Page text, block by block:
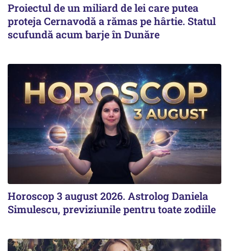
Proiectul de un miliard de lei care putea
proteja Cernavodă a rămas pe hârtie. Statul
scufundă acum barje în Dunăre
Horoscop 3 august 2026. Astrolog Daniela
Simulescu, previziunile pentru toate zodiile